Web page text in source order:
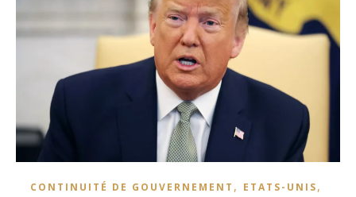
CONTINUITÉ DE GOUVERNEMENT , ETATS-UNIS,